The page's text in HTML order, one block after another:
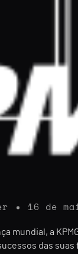
16 de
mundial, a
das